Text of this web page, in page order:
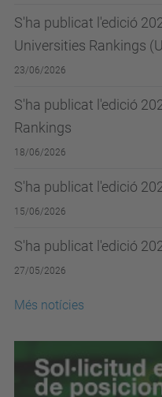
S'ha publicat l'edició
Universities Rankings
23/06/2026
S'ha publicat l'edició
Rankings
18/06/2026
S'ha publicat l'edició
15/06/2026
S'ha publicat l'edició
27/05/2026
Més notícies